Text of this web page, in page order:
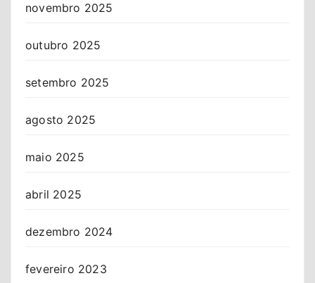
novembro 2025
outubro 2025
setembro 2025
agosto 2025
maio 2025
abril 2025
dezembro 2024
fevereiro 2023